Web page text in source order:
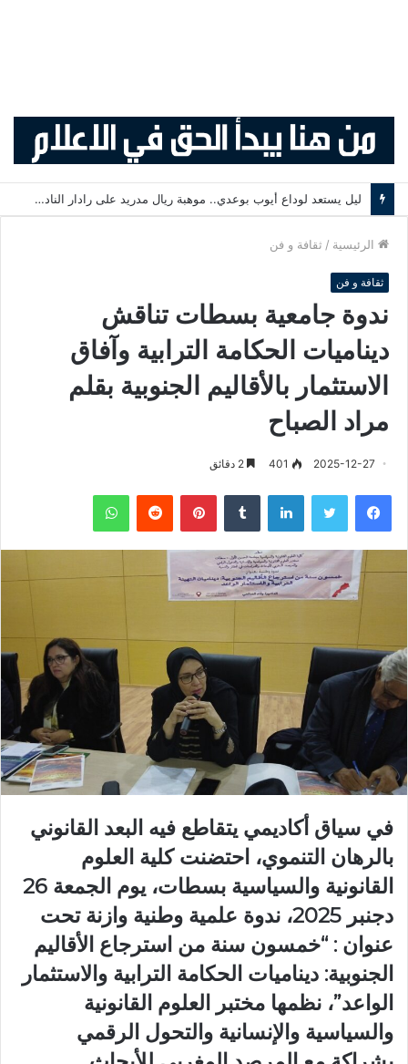
ليل يستعد لوداع أيوب بوعدي.. موهبة ريال مدريد على رادار النادي الفرنسي .
الرئيسية / ثقافة و فن
ثقافة و فن
ندوة جامعية بسطات تناقش
ديناميات الحكامة الترابية وآفاق
الاستثمار بالأقاليم الجنوبية بقلم
مراد الصباح
2025-12-27
401
فيسبوك لينكدإن بينتيريست
في سياق أكاديمي يتقاطع فيه البعد القانوني
بالرهان التنموي، احتضنت كلية العلوم
القانونية والسياسية بسطات، يوم الجمعة 26
دجنبر 2025، ندوة علمية وطنية وازنة تحت
عنوان : “خمسون سنة من استرجاع الأقاليم
الجنوبية: ديناميات الحكامة الترابية والاستثمار
الواعد”، نظمها مختبر العلوم القانونية
والسياسية والإنسانية والتحول الرقمي